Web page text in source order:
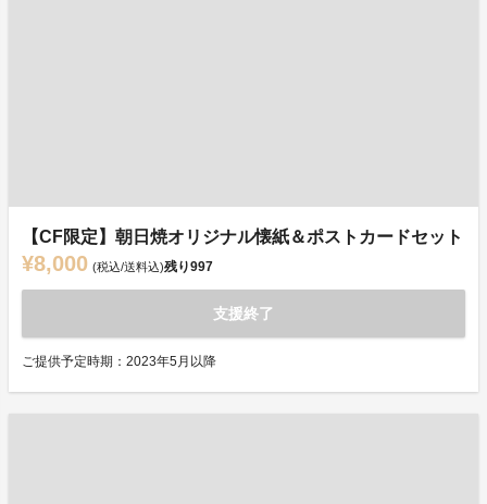
【CF限定】朝日焼オリジナル懐紙＆ポストカードセット
¥8,000 (税込/送料込)残り997
支援終了
ご提供予定時期：2023年5月以降